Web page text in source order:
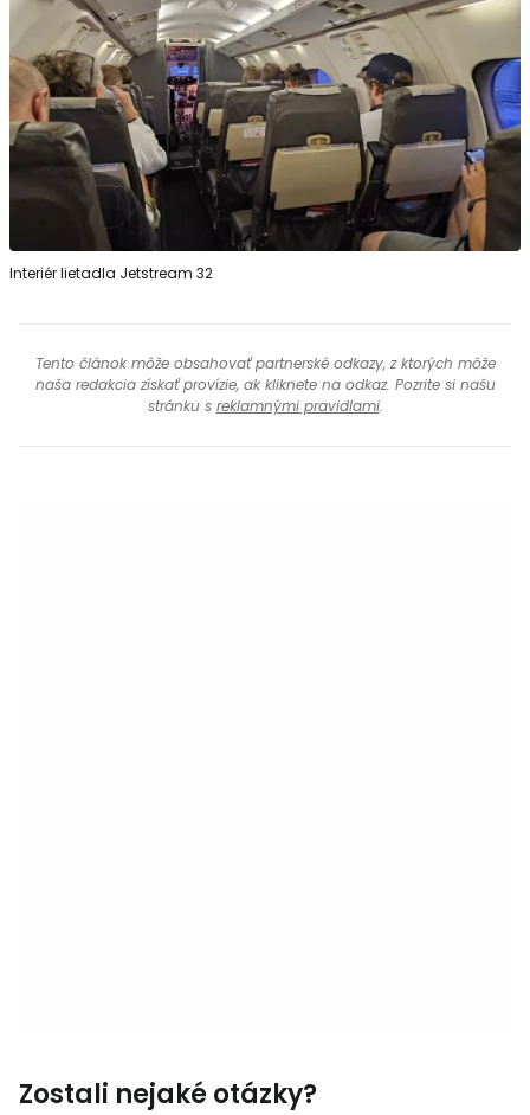
Interiér lietadla Jetstream 32
Tento článok môže obsahovať partnerské odkazy, z ktorých môže
naša redakcia získať provízie, ak kliknete na odkaz. Pozrite si našu
stránku s reklamnými pravidlami.
Zostali nejaké otázky?